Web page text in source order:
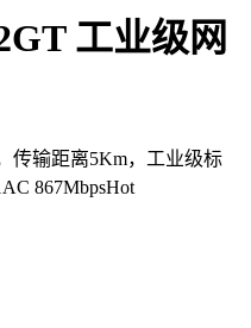
工业级网
传输距离5Km，工业级标
867MbpsHot